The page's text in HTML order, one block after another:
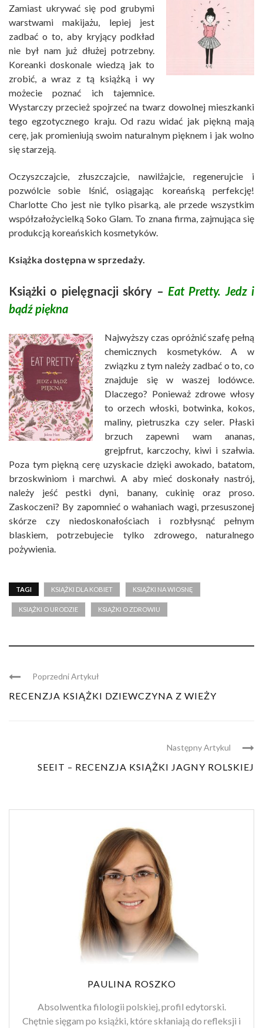
Zamiast ukrywać się pod grubymi
warstwami makijażu, lepiej jest
zadbać o to, aby kryjący podkład
nie był nam już dłużej potrzebny.
Koreanki doskonale wiedzą jak to
zrobić, a wraz z tą książką i wy
możecie poznać ich tajemnice.
Wystarczy przecież spojrzeć na twarz dowolnej mieszkanki
tego egzotycznego kraju. Od razu widać jak piękną mają
cerę, jak promieniują swoim naturalnym pięknem i jak wolno
się starzeją.
Oczyszczajcie, złuszczajcie, nawilżajcie, regenerujcie i
pozwólcie sobie lśnić, osiągając koreańską perfekcję!
Charlotte Cho jest nie tylko pisarką, ale przede wszystkim
współzałożycielką Soko Glam. To znana firma, zajmująca się
produkcją koreańskich kosmetyków.
Książka dostępna w sprzedaży.
Książki o pielęgnacji skóry – Eat Pretty. Jedz i
bądź piękna
Najwyższy czas opróżnić szafę pełną
chemicznych kosmetyków. A w
związku z tym należy zadbać o to, co
znajduje się w waszej lodówce.
Dlaczego? Ponieważ zdrowe włosy
to orzech włoski, botwinka, kokos,
maliny, pietruszka czy seler. Płaski
brzuch zapewni wam ananas,
grejpfrut, karczochy, kiwi i szałwia.
Poza tym piękną cerę uzyskacie dzięki awokado, batatom,
brzoskwiniom i marchwi. A aby mieć doskonały nastrój,
należy jeść pestki dyni, banany, cukinię oraz proso.
Zaskoczeni? By zapomnieć o wahaniach wagi, przesuszonej
skórze czy niedoskonałościach i rozbłysnąć pełnym
blaskiem, potrzebujecie tylko zdrowego, naturalnego
pożywienia.
TAGI KSIĄŻKI DLA KOBIET KSIĄŻKI NA WIOSNĘ
KSIĄŻKI O URODZIE KSIĄŻKI O ZDROWIU
Poprzedni Artykuł
RECENZJA KSIĄŻKI DZIEWCZYNA Z WIEŻY
Następny Artykul
SEEIT – RECENZJA KSIĄŻKI JAGNY ROLSKIEJ
PAULINA ROSZKO
Absolwentka filologii polskiej, profil edytorski.
Chętnie sięgam po książki, które skłaniają do refleksji i